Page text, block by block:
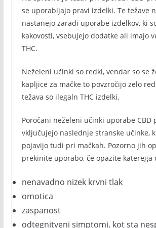
se uporabljajo pravi izdelki. Te težave
nastanejo zaradi uporabe izdelkov, ki
kakovosti, vsebujejo dodatke ali imajo
THC.
Neželeni učinki so redki, vendar so se
kapljice za mačke to povzročijo zelo
težava so ilegaln THC izdelki.
Poročani neželeni učinki uporabe CBD
vključujejo naslednje stranske učinke,
pojavijo tudi pri mačkah. Pozorno jih
prekinite uporabo, če opazite katerega
nenavadno nizek krvni tlak
omotica
zaspanost
odtegnitveni simptomi, kot sta